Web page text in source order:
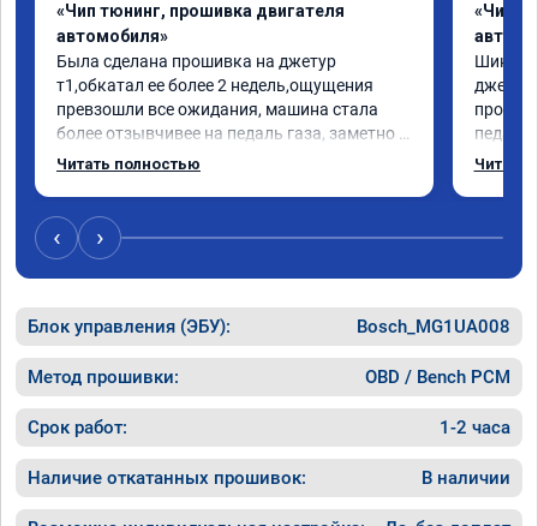
«Чип тюнинг, прошивка двигателя
автомобиля»
Была сделана прошивка на джетур
т1,обкатал ее более 2 недель,ощущения
превзошли все ожидания, машина стала
более отзывчивее на педаль газа, заметно
прибавила в динамике, по расходу топлива
сертификата, результатом доволен,
рекомендую данных ребят.
Читать полностью
«Чип
джетур
педаль
-
самая
Плюс
Читать
‹ ›
Блок управления (ЭБУ): Bosch_MG1UA008
Метод прошивки: OBD / Bench PCM
Срок работ: 1-2 часа
Наличие откатанных прошивок: В наличии